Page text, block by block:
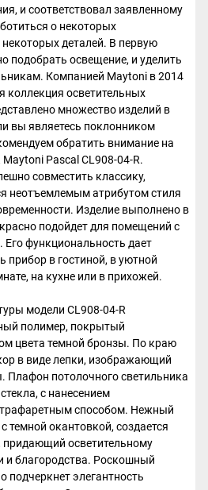
и соответствовал заявленному
о некоторых
деталей. В первую
подобрать освещение, и уделить
Компанией Maytoni в 2014
коллекция осветительных
множество изделий в
вы являетесь поклонником
обратить внимание на
Pascal CL908-04-R.
совместить классику,
неотъемлемым атрибутом стиля
Изделие выполнено в
подойдет для помещений с
функциональность дает
прибор в гостиной, в уютной
на кухне или в прихожей.
модели CL908-04-R
полимер, покрытый
цвета темной бронзы. По краю
в виде лепки, изображающий
Плафон потолочного светильника
с нанесением
трафаретным способом. Нежный
темной окантовкой, создается
придающий осветительному
и благородства. Роскошный
подчеркнет элегантность